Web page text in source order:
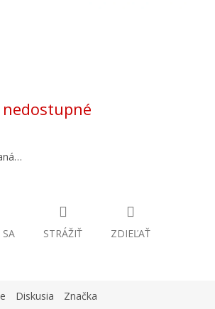
SA STRÁŽIŤ ZDIEĽAŤ
Diskusia Značka